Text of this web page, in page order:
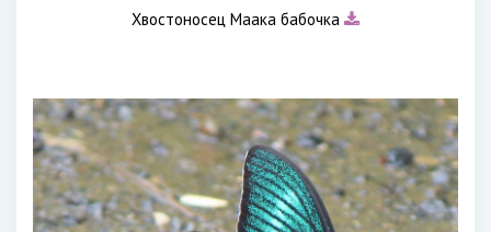
Хвостоносец Маака бабочка